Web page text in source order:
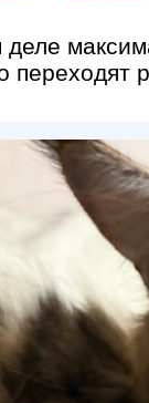
деле
переходят